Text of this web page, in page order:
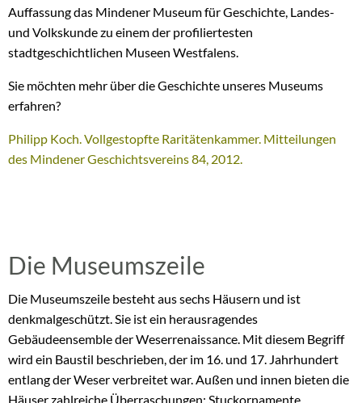
Auffassung das Mindener Museum für Geschichte, Landes-
und Volkskunde zu einem der profiliertesten
stadtgeschichtlichen Museen Westfalens.
Sie möchten mehr über die Geschichte unseres Museums
erfahren?
Philipp Koch. Vollgestopfte Raritätenkammer. Mitteilungen
des Mindener Geschichtsvereins 84, 2012.
Die Museumszeile
Die Museumszeile besteht aus sechs Häusern und ist
denkmalgeschützt. Sie ist ein herausragendes
Gebäudeensemble der Weserrenaissance. Mit diesem Begriff
wird ein Baustil beschrieben, der im 16. und 17. Jahrhundert
entlang der Weser verbreitet war. Außen und innen bieten die
Häuser zahlreiche Überraschungen: Stuckornamente,